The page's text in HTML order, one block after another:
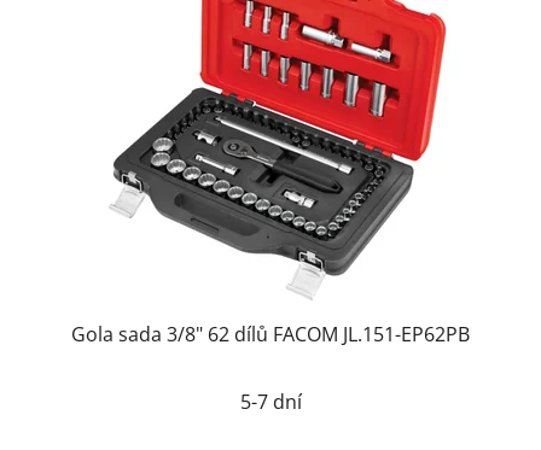
Gola sada 3/8" 62 dílů FACOM JL.151-EP62PB
5-7 dní